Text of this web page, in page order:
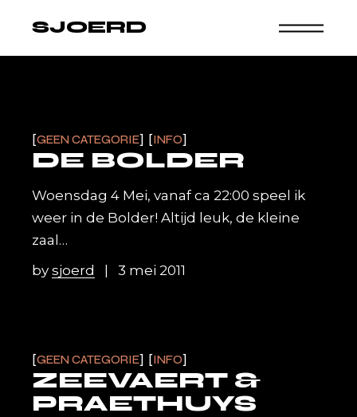
SJOERD
GEEN CATEGORIE INFO
DE BOLDER
Woensdag 4 Mei, vanaf ca 22:00 speel ik
weer in de Bolder! Altijd leuk, de kleine
zaal…
bysjoerd 3 mei 2011
GEEN CATEGORIE INFO
ZEEVAERT &
PRAETHUYS